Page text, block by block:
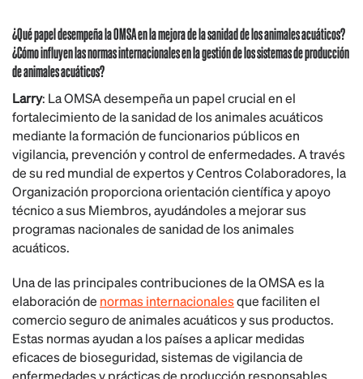
¿Qué papel desempeña la OMSA en la mejora de la sanidad de los animales acuáticos?
¿Cómo influyen las normas internacionales en la gestión de los sistemas de producción
de animales acuáticos?
Larry: La OMSA desempeña un papel crucial en el
fortalecimiento de la sanidad de los animales acuáticos
mediante la formación de funcionarios públicos en
vigilancia, prevención y control de enfermedades. A través
de su red mundial de expertos y Centros Colaboradores, la
Organización proporciona orientación científica y apoyo
técnico a sus Miembros, ayudándoles a mejorar sus
programas nacionales de sanidad de los animales
acuáticos.
Una de las principales contribuciones de la OMSA es la
elaboración de normas internacionalesque faciliten el
comercio seguro de animales acuáticos y sus productos.
Estas normas ayudan a los países a aplicar medidas
eficaces de bioseguridad, sistemas de vigilancia de
enfermedades y prácticas de producción responsables.